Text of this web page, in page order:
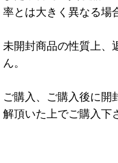
率とは大きく異なる場
未開封商品の性質上、
ん。
ご購入、ご購入後に開
解頂いた上でご購入下